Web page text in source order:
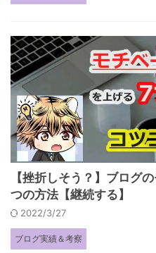
【挫折しそう？】ブログ
つの方法【継続する】
2022/3/27
ブログ実績＆考察